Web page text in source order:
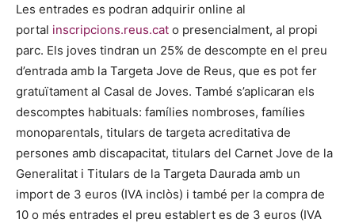
Les entrades es podran adquirir online al
portal inscripcions.reus.cat o presencialment, al propi
parc. Els joves tindran un 25% de descompte en el preu
d’entrada amb la Targeta Jove de Reus, que es pot fer
gratuïtament al Casal de Joves. També s’aplicaran els
descomptes habituals: famílies nombroses, famílies
monoparentals, titulars de targeta acreditativa de
persones amb discapacitat, titulars del Carnet Jove de la
Generalitat i Titulars de la Targeta Daurada amb un
import de 3 euros (IVA inclòs) i també per la compra de
10 o més entrades el preu establert es de 3 euros (IVA